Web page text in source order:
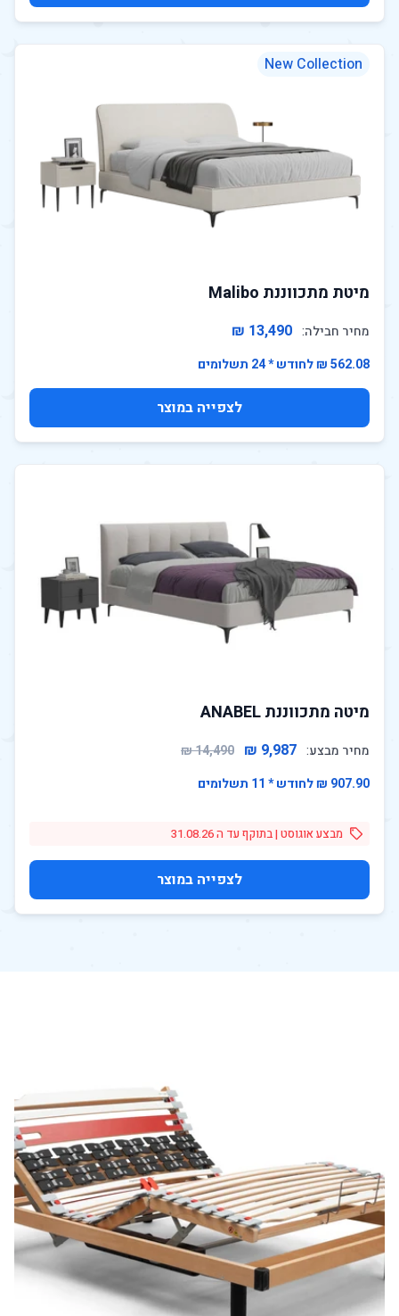
New Collection
מיטת מתכווננת Malibo
מחיר חבילה: 13,490 ₪
562.08 ₪ לחודש * 24 תשלומים
לצפייה במוצר
מיטה מתכווננת ANABEL
מחיר מבצע: 9,987 ₪
14,490 ₪
907.90 ₪ לחודש * 11 תשלומים
מבצע אוגוסט | בתוקף עד ה 31.08.26
לצפייה במוצר